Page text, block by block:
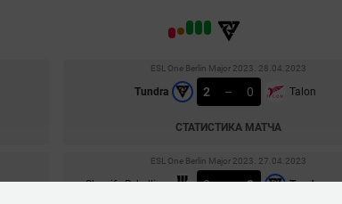
ESL One Berlin Major 2023. 28.04.2023
Tundra 2 – 0 Talon
СТАТИСТИКА МАТЧА
ESL One Berlin Major 2023. 27.04.2023
Shopify Rebellion 0 – 2 Tundra